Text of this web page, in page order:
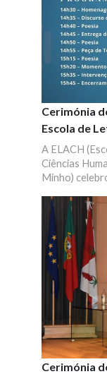
Cerimónia
Escola de
Humanas
A ELACH
Ciências
Minho)
sessão
evocação do
Silva
Cerimónia